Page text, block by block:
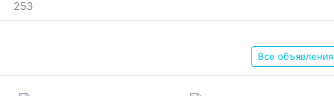
253
Все объявления